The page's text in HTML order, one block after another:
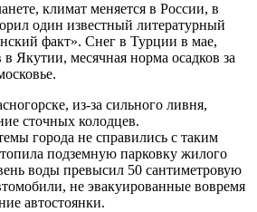
климат меняется в России, в
один известный литературный
факт». Снег в Турции в мае,
в Якутии, месячная норма осадков за
из-за сильного ливня,
сточных колодцев.
города не справились с таким
подземную парковку жилого
воды превысил 50 сантиметровую
не эвакуированные вовремя
автостоянки.